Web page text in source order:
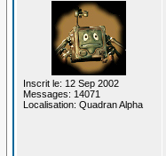
Inscrit le: 12 Sep 2002
Messages: 14071
Localisation: Quadran Alpha